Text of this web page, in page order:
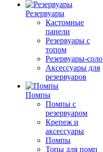
Резервуары
Кастомные
панели
Резервуары с
топом
Резервуары-соло
Аксессуары для
резервуаров
Помпы
Помпы с
резервуаром
Крепеж и
аксессуары
Помпы
Топы для помп